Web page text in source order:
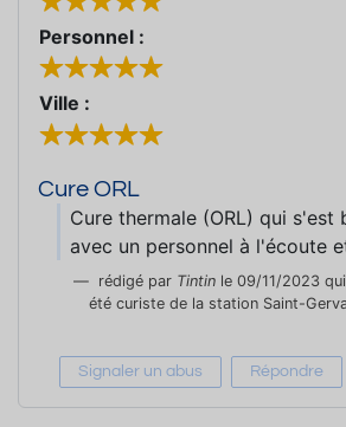
Personnel :
Ville :
Cure ORL
Cure thermale (ORL) qui s'est
avec un personnel à l'écoute
rédigé par Tintin le 09/11/2023
été curiste de la station Saint-
Signaler un abus Répondre